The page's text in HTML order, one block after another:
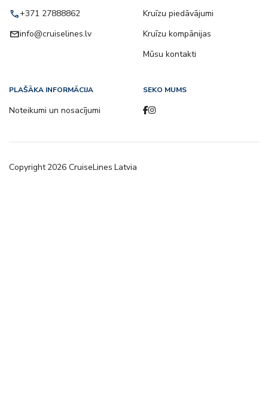
call+371 27888862
emailinfo@cruiselines.lv
Kruīzu piedāvājumi
Kruīzu kompānijas
Mūsu kontakti
PLAŠĀKA INFORMĀCIJA
Noteikumi un nosacījumi
SEKO MUMS
Copyright2026 CruiseLines Latvia